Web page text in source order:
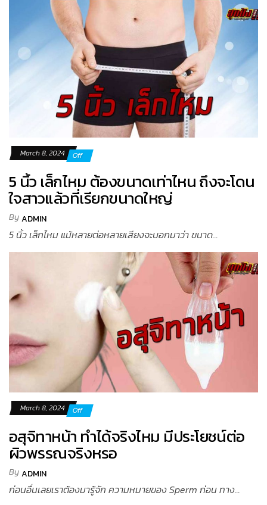
March 8, 2024 Off
5 นิ้ว เล็กไหม ต้องขนาดเท่าไหน ถึงจะโดน
ใจสาวแล้วที่เรียกขนาดใหญ่
ByADMIN
5 นิ้ว เล็กไหม แม้หลายต่อหลายเสียงจะบอกมาว่า ขนาด...
March 8, 2024 Off
อสุจิทาหน้า ทำได้จริงไหม มีประโยชน์ต่อ
ผิวพรรณจริงหรอ
ByADMIN
ก่อนอื่นเลยเราต้องมารู้จัก ความหมายของ Sperm ก่อน ทาง...